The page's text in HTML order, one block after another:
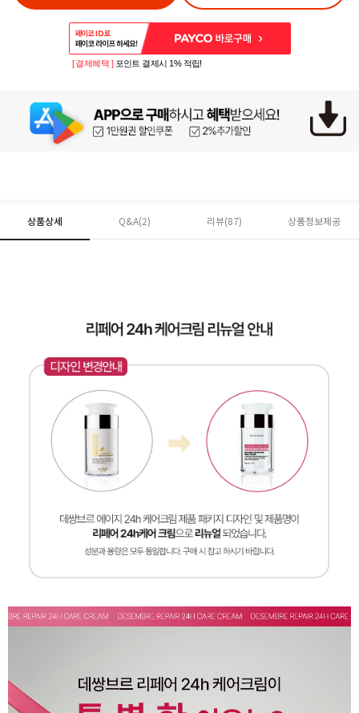
페이코 ID로 페
PAYCO 바로구매
[ 결제혜택 ] 포인트 결제시 1% 적립!
상품상세 Q&A(2) 리뷰(87) 상품정보제공